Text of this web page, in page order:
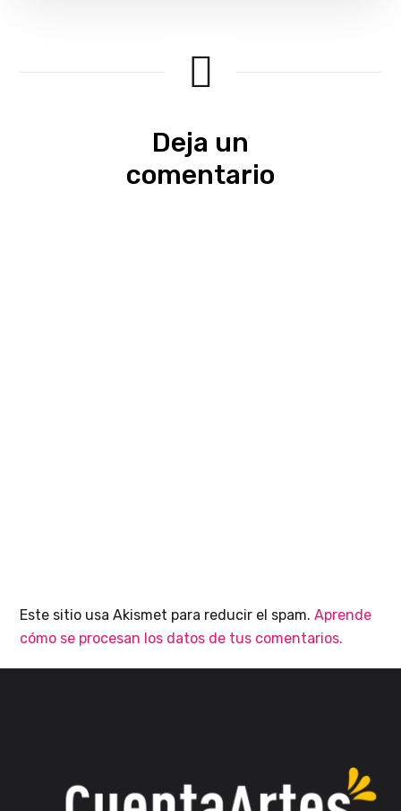
Deja un
comentario
Este sitio usa Akismet para reducir el spam.Aprende
cómo se procesan los datos de tus comentarios.